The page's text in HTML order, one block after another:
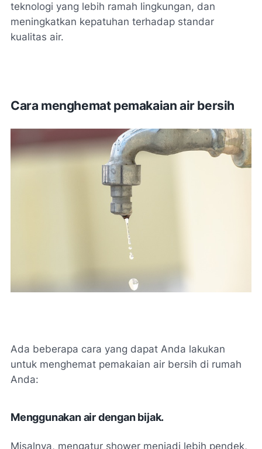
teknologi yang lebih ramah lingkungan, dan
meningkatkan kepatuhan terhadap standar
kualitas air.
Cara menghemat pemakaian air bersih
Ada beberapa cara yang dapat Anda lakukan
untuk menghemat pemakaian air bersih di rumah
Anda:
Menggunakan air dengan bijak.
Misalnya, mengatur shower menjadi lebih pendek,